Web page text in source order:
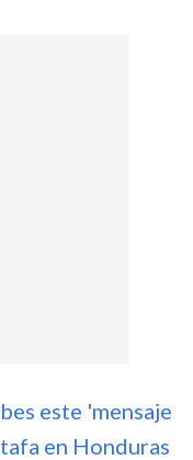
este 'mensaje
en Honduras